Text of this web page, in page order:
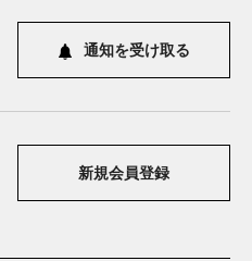
通知を受け取る
新規会員登録